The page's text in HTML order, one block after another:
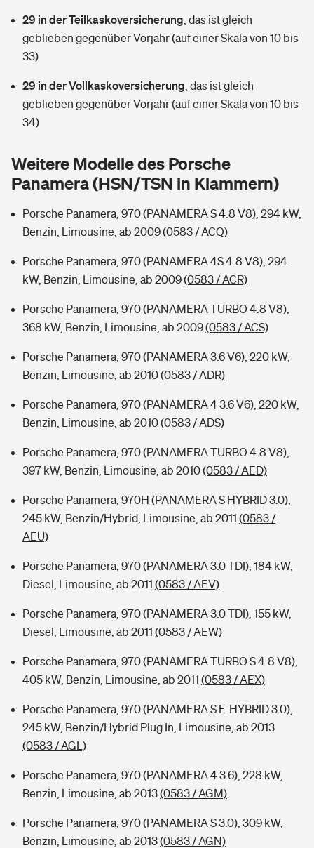
Zur Übersicht
Tools
Wer versichert was: Jetzt Versicherer finden
Sie haben Fragen?
Handyversicherung
Musikinstrumentenversicherung
Zur Übersicht
Tools
Kinderunfall-Check: Mehr Sicherheit für deine Kids
Sie haben Fragen?
Tools
Sie haben Fragen?
29 in der Teilkaskoversicherung das ist gleich
geblieben gegenüber Vorjahr (auf einer Skala von 10 bis
33)
29 in der Vollkaskoversicherung das ist gleich
geblieben gegenüber Vorjahr (auf einer Skala von 10 bis
34)
Weitere Modelle des Porsche
Panamera (HSN/TSN in Klammern)
Porsche Panamera, 970 (PANAMERA S 4.8 V8), 294 kW,
Benzin, Limousine, ab 2009(0583 / ACQ)
Porsche Panamera, 970 (PANAMERA 4S 4.8 V8), 294
kW, Benzin, Limousine, ab 2009(0583 / ACR)
Porsche Panamera, 970 (PANAMERA TURBO 4.8 V8),
368 kW, Benzin, Limousine, ab 2009(0583 / ACS)
Porsche Panamera, 970 (PANAMERA 3.6 V6), 220 kW,
Benzin, Limousine, ab 2010(0583 / ADR)
Porsche Panamera, 970 (PANAMERA 4 3.6 V6), 220 kW,
Benzin, Limousine, ab 2010(0583 / ADS)
Porsche Panamera, 970 (PANAMERA TURBO 4.8 V8),
397 kW, Benzin, Limousine, ab 2010(0583 / AED)
Porsche Panamera, 970H (PANAMERA S HYBRID 3.0),
245 kW, Benzin/Hybrid, Limousine, ab 2011 (0583 /
AEU)
Porsche Panamera, 970 (PANAMERA 3.0 TDI), 184 kW,
Diesel, Limousine, ab 2011 (0583 / AEV)
Porsche Panamera, 970 (PANAMERA 3.0 TDI), 155 kW,
Diesel, Limousine, ab 2011 (0583 / AEW)
Porsche Panamera, 970 (PANAMERA TURBO S 4.8 V8),
405 kW, Benzin, Limousine, ab 2011 (0583 / AEX)
Porsche Panamera, 970 (PANAMERA S E-HYBRID 3.0),
245 kW, Benzin/Hybrid Plug In, Limousine, ab 2013
(0583 / AGL)
Porsche Panamera, 970 (PANAMERA 4 3.6), 228 kW,
Benzin, Limousine, ab 2013(0583 / AGM)
Porsche Panamera, 970 (PANAMERA S 3.0), 309 kW,
Benzin, Limousine, ab 2013(0583 / AGN)